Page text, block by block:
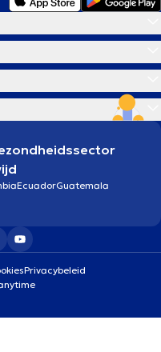
EcuadorGuatemala
Privacybeleid